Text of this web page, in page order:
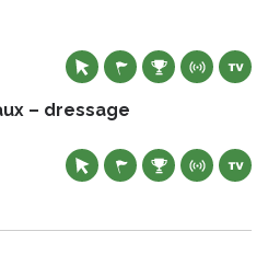
– dressage